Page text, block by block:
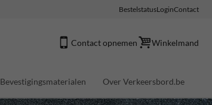
BestelstatusLoginContact
Contact opnemen Winkelmand
Bevestigingsmaterialen Over Verkeersbord.be